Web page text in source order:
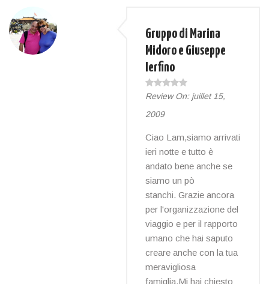
Gruppo di Marina
Midoro e Giuseppe
Ierfino
Review On: juillet 15,
2009
Ciao Lam,siamo arrivati
ieri notte e tutto è
andato bene anche se
siamo un pò
stanchi. Grazie ancora
per l'organizzazione del
viaggio e per il rapporto
umano che hai saputo
creare anche con la tua
meravigliosa
famiglia.Mi hai chiesto